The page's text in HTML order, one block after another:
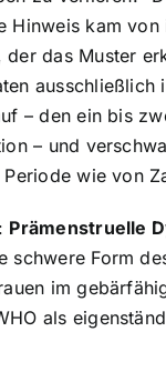
Hinweis kam von
der das Muster
ausschließlich
– den ein bis
– und
wie von
Prämenstruelle
schwere Form
im
als